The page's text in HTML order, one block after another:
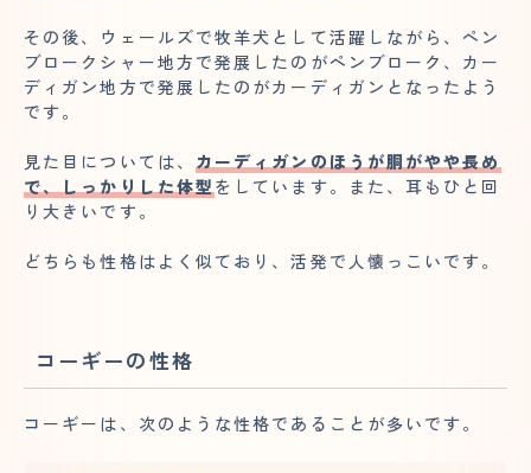
その後、ウェールズで牧羊犬として活躍しながら、ペン
ブロークシャー地方で発展したのがペンブローク、カー
ディガン地方で発展したのがカーディガンとなったよう
です。
見た目については、 カーディガンのほうが胴がやや長め
で、しっかりした体型 をしています。また、耳もひと回
り大きいです。
どちらも性格はよく似ており、活発で人懐っこいです。
コーギーの性格
コーギーは、次のような性格であることが多いです。